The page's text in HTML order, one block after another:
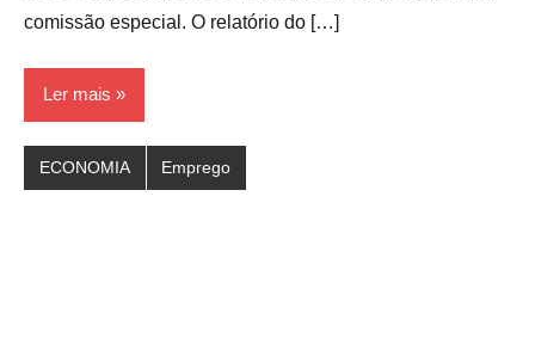
comissão especial. O relatório do […]
Ler mais
ECONOMIA Emprego